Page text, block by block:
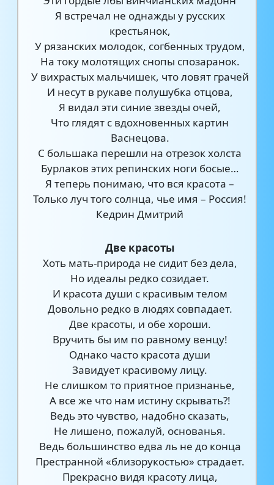
Я встречал не однажды у русских
крестьянок,
У рязанских молодок, согбенных трудом,
На току молотящих снопы спозаранок.
У вихрастых мальчишек, что ловят грачей
И несут в рукаве полушубка отцова,
Я видал эти синие звезды очей,
Что глядят с вдохновенных картин
Васнецова.
С большака перешли на отрезок холста
Бурлаков этих репинских ноги босые…
Я теперь понимаю, что вся красота –
Только луч того солнца, чье имя – Россия!
Кедрин Дмитрий
Две красоты
Хоть мать-природа не сидит без дела,
Но идеалы редко созидает.
И красота души с красивым телом
Довольно редко в людях совпадает.
Две красоты, и обе хороши.
Вручить бы им по равному венцу!
Однако часто красота души
Завидует красивому лицу.
Не слишком то приятное признанье,
А все же что нам истину скрывать?!
Ведь это чувство, надобно сказать,
Не лишено, пожалуй, основанья.
Ведь большинство едва ль не до конца
Престранной «близорукостью» страдает.
Прекрасно видя красоту лица,